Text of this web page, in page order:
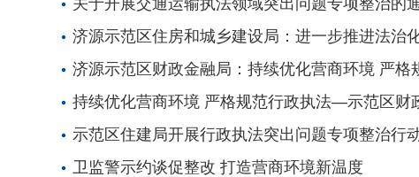
关于开展交通运输执法领域突出问题专项整治的
济源示范区住房和城乡建设局：进一步推进法治
济源示范区财政金融局：持续优化营商环境 严格
持续优化营商环境 严格规范行政执法—示范区财
示范区住建局开展行政执法突出问题专项整治行
卫监警示约谈促整改 打造营商环境新温度